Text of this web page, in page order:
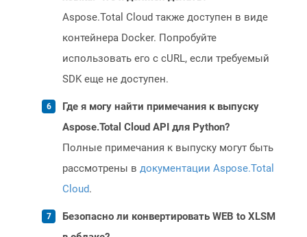
Aspose.Total Cloud также доступен в виде
контейнера Docker. Попробуйте
использовать его с cURL, если требуемый
SDK еще не доступен.
Где я могу найти примечания к выпуску
Aspose.Total Cloud API для Python?
Полные примечания к выпуску могут быть
рассмотрены в документации Aspose.Total
Cloud.
Безопасно ли конвертировать WEB to XLSM